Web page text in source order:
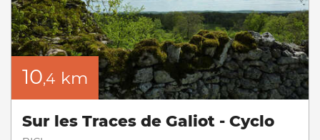
10,4 km
Sur les Traces de Galiot - Cyclo